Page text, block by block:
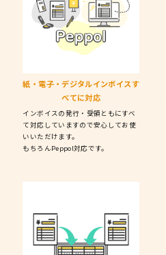
紙・電子・デジタルインボイスす
べてに対応
インボイスの発行・受領ともにすべ
て対応していますので安心してお使
いいただけます。
もちろんPeppol対応です。